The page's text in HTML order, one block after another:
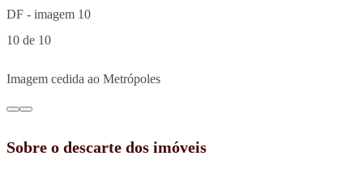
10 de 10
Imagem cedida ao Metrópoles
Sobre o descarte dos imóveis